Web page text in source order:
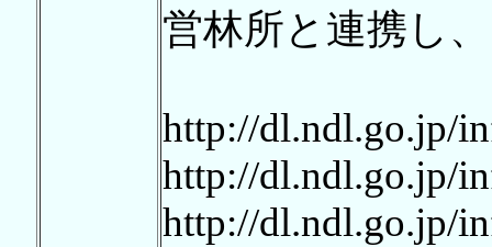
営林所と連携し、
http://dl.ndl.go.jp/
http://dl.ndl.go.jp/
http://dl.ndl.go.jp/